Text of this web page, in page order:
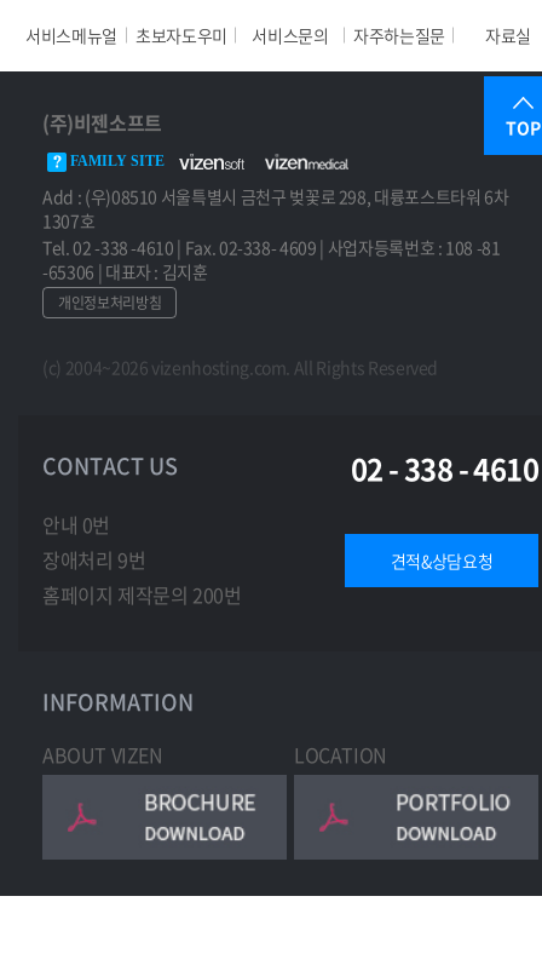
서비스메뉴얼 초보자도우미 서비스문의 자주하는질문 자료실
TOP
(주)비젠소프트
FAMILY SITE
Add : (우)08510 서울특별시 금천구 벚꽃로 298, 대륭포스트타워 6차
1307호
Tel. 02 -338 -4610 | Fax. 02-338- 4609 | 사업자등록번호 : 108 -81
-65306 | 대표자 : 김지훈
개인정보처리방침
(c) 2004~2026 vizenhosting.com. All Rights Reserved
CONTACT US 02 - 338 - 4610
안내 0번
장애처리 9번
홈페이지 제작문의 200번
견적&상담요청
INFORMATION
ABOUT VIZEN LOCATION